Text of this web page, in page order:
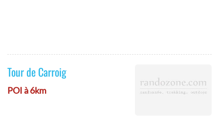
Tour de Carroig
POI à 6km